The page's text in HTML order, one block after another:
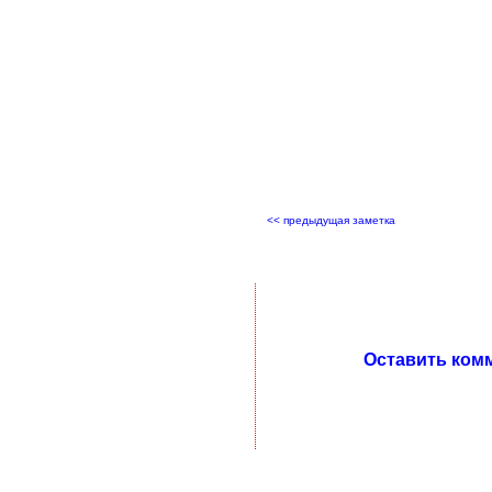
<< предыдущая заметка
Оставить